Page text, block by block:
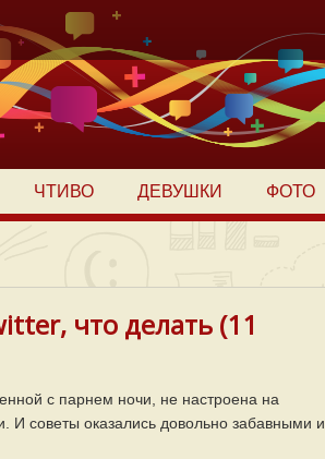
ЧТИВО ДЕВУШКИ ФОТО
что делать (11
с парнем ночи, не настроена на
И советы оказались довольно забавными и